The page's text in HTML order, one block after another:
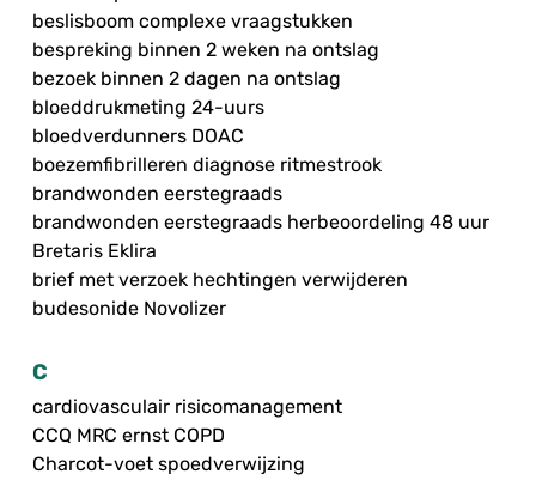
beslisboom complexe vraagstukken
bespreking binnen 2 weken na ontslag
bezoek binnen 2 dagen na ontslag
bloeddrukmeting 24-uurs
bloedverdunners DOAC
boezemfibrilleren diagnose ritmestrook
brandwonden eerstegraads
brandwonden eerstegraads herbeoordeling 48 uur
Bretaris Eklira
brief met verzoek hechtingen verwijderen
budesonide Novolizer
C
cardiovasculair risicomanagement
CCQ MRC ernst COPD
Charcot-voet spoedverwijzing